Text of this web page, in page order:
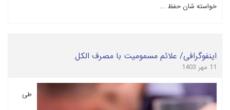
خواسته شان حفظ ...
اینفوگرافی/ علائم مسمومیت با مصرف الکل
11 مهر 1403
طی